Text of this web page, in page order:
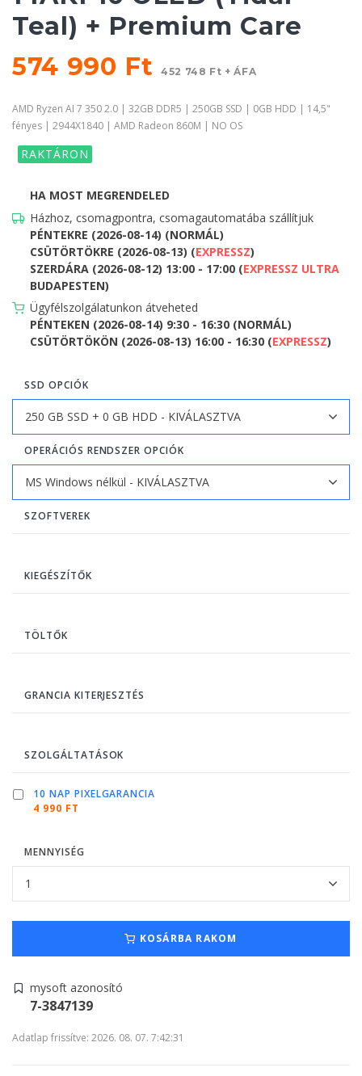
Teal) + Premium Care
574 990 Ft452 748 Ft + ÁFA
AMD Ryzen AI 7 350 2.0 | 32GB DDR5 | 250GB SSD | 0GB HDD | 14,5"
fényes | 2944X1840 | AMD Radeon 860M | NO OS
RAKTÁRON
HA MOST MEGRENDELED
Házhoz, csomagpontra, csomagautomatába szállítjuk
PÉNTEKRE (2026-08-14) (NORMÁL)
CSÜTÖRTÖKRE (2026-08-13) (EXPRESSZ)
SZERDÁRA (2026-08-12) 13:00 - 17:00 (EXPRESSZ ULTRA
BUDAPESTEN)
Ügyfélszolgálatunkon átveheted
PÉNTEKEN (2026-08-14) 9:30 - 16:30 (NORMÁL)
CSÜTÖRTÖKÖN (2026-08-13) 16:00 - 16:30 (EXPRESSZ)
SSD OPCIÓK
OPERÁCIÓS RENDSZER OPCIÓK
SZOFTVEREK
KIEGÉSZÍTŐK
TÖLTŐK
GRANCIA KITERJESZTÉS
SZOLGÁLTATÁSOK
10 NAP PIXELGARANCIA
4 990 FT
MENNYISÉG
KOSÁRBA RAKOM
mysoft azonosító
7-3847139
Adatlap frissítve: 2026. 08. 07. 7:42:31